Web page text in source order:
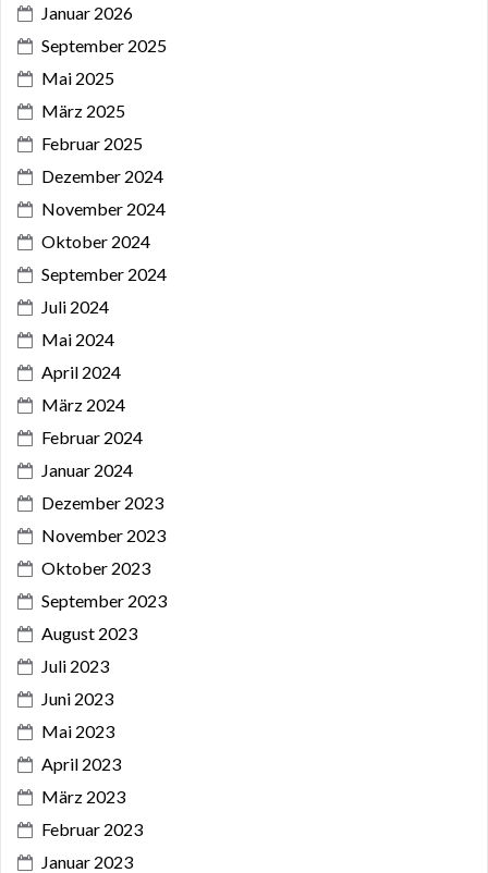
Januar 2026
September 2025
Mai 2025
März 2025
Februar 2025
Dezember 2024
November 2024
Oktober 2024
September 2024
Juli 2024
Mai 2024
April 2024
März 2024
Februar 2024
Januar 2024
Dezember 2023
November 2023
Oktober 2023
September 2023
August 2023
Juli 2023
Juni 2023
Mai 2023
April 2023
März 2023
Februar 2023
Januar 2023